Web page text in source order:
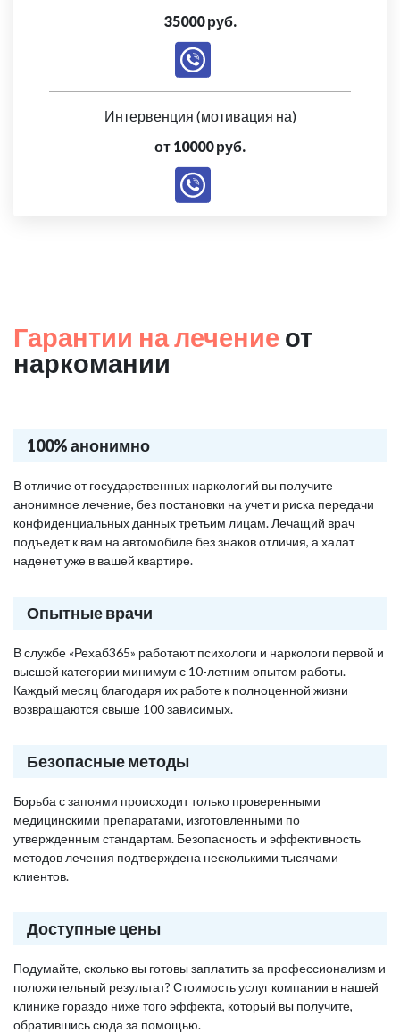
35000 руб.
Интервенция (мотивация на)
от 10000 руб.
Гарантии на лечение от
наркомании
100% анонимно
В отличие от государственных наркологий вы получите
анонимное лечение, без постановки на учет и риска передачи
конфиденциальных данных третьим лицам. Лечащий врач
подъедет к вам на автомобиле без знаков отличия, а халат
наденет уже в вашей квартире.
Опытные врачи
В службе «Рехаб365» работают психологи и наркологи первой и
высшей категории минимум с 10-летним опытом работы.
Каждый месяц благодаря их работе к полноценной жизни
возвращаются свыше 100 зависимых.
Безопасные методы
Борьба с запоями происходит только проверенными
медицинскими препаратами, изготовленными по
утвержденным стандартам. Безопасность и эффективность
методов лечения подтверждена несколькими тысячами
клиентов.
Доступные цены
Подумайте, сколько вы готовы заплатить за профессионализм и
положительный результат? Стоимость услуг компании в нашей
клинике гораздо ниже того эффекта, который вы получите,
обратившись сюда за помощью.